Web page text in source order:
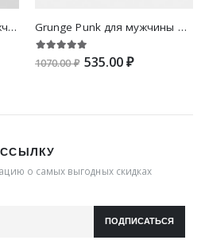
ROMWE Street Life для мужчины Футболка с принтом машины Grunge Punk для мужчины Футболка с узором скелета
1070.00 ₽ 535.00 ₽
о самых выгодных скидках
ПОДПИСАТЬСЯ